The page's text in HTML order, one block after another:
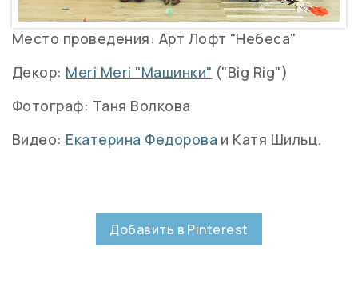
Место проведения: Арт Лофт "Небеса"
Декор: Meri Meri "Машинки" ("Big Rig")
Фотограф: Таня Волкова
Видео: Екатерина Федорова и Катя Шильц.
Добавить в Pinterest